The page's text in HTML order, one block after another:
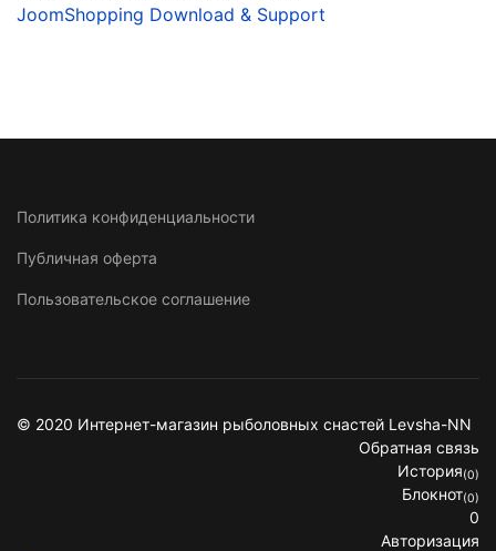
JoomShopping Download & Support
Политика конфиденциальности
Публичная оферта
Пользовательское соглашение
© 2020 Интернет-магазин рыболовных снастей Levsha-NN
Обратная связь
История(0)
Блокнот(0)
0
Авторизация